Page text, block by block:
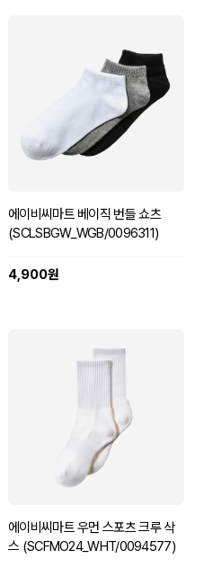
에이비씨마트 베이직 번들 쇼츠
(SCLSBGW_WGB/0096311)
4,900원
에이비씨마트 우먼 스포츠 크루 삭
스 (SCFMO24_WHT/0094577)